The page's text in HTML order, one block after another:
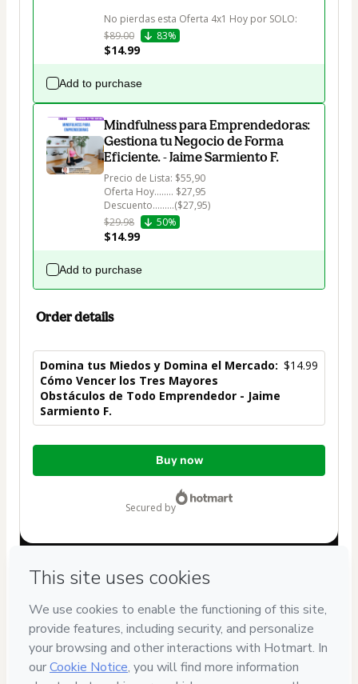
No pierdas esta Oferta 4x1 Hoy por SOLO:
$89.00
83%
$14.99
Add to purchase
Mindfulness para Emprendedoras:
Gestiona tu Negocio de Forma
Eficiente. - Jaime Sarmiento F.
Precio de Lista: $55,90
Oferta Hoy........ $27,95
Descuento.........($27,95)
$29.98
50%
$14.99
Add to purchase
Order details
Domina tus Miedos y Domina el Mercado:
Cómo Vencer los Tres Mayores
Obstáculos de Todo Emprendedor - Jaime
Sarmiento F.
$14.99
Total
Buy now
secured by
If you need to submit a request to our support team, please
provide the code below:
CKTID-W96095537T1-1786095539795-8894
Was your information autofill in? Click here to learn more